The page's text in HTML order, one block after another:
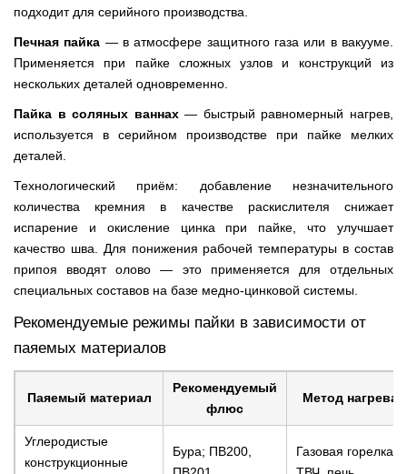
подходит для серийного производства.
Печная пайка — в атмосфере защитного газа или в вакууме.
Применяется при пайке сложных узлов и конструкций из
нескольких деталей одновременно.
Пайка в соляных ваннах— быстрый равномерный нагрев,
используется в серийном производстве при пайке мелких
деталей.
Технологический приём: добавление незначительного
количества кремния в качестве раскислителя снижает
испарение и окисление цинка при пайке, что улучшает
качество шва. Для понижения рабочей температуры в состав
припоя вводят олово — это применяется для отдельных
специальных составов на базе медно-цинковой системы.
Рекомендуемые режимы пайки в зависимости от
паяемых материалов
Паяемый материал
Рекомендуемый
флюс
Метод нагрева
Углеродистые
конструкционные
Бура; ПВ200,
Газовая горелка,